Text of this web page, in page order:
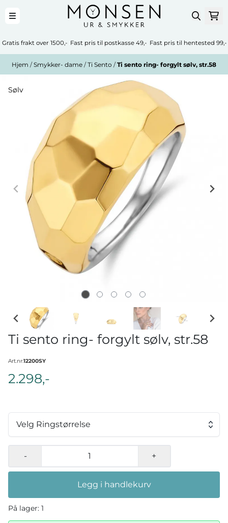
Gratis frakt over 1500,- Fast pris til postkasse 49,- Fast pris til hentested 99,-
Hjem /Smykker- dame /Ti Sento /Ti sento ring- forgylt sølv, str.58
Sølv
Ti sento ring- forgylt sølv, str.58
Art.nr:12200SY
2.298,-
Velg Ringstørrelse
- +
Legg i handlekurv
På lager: 1